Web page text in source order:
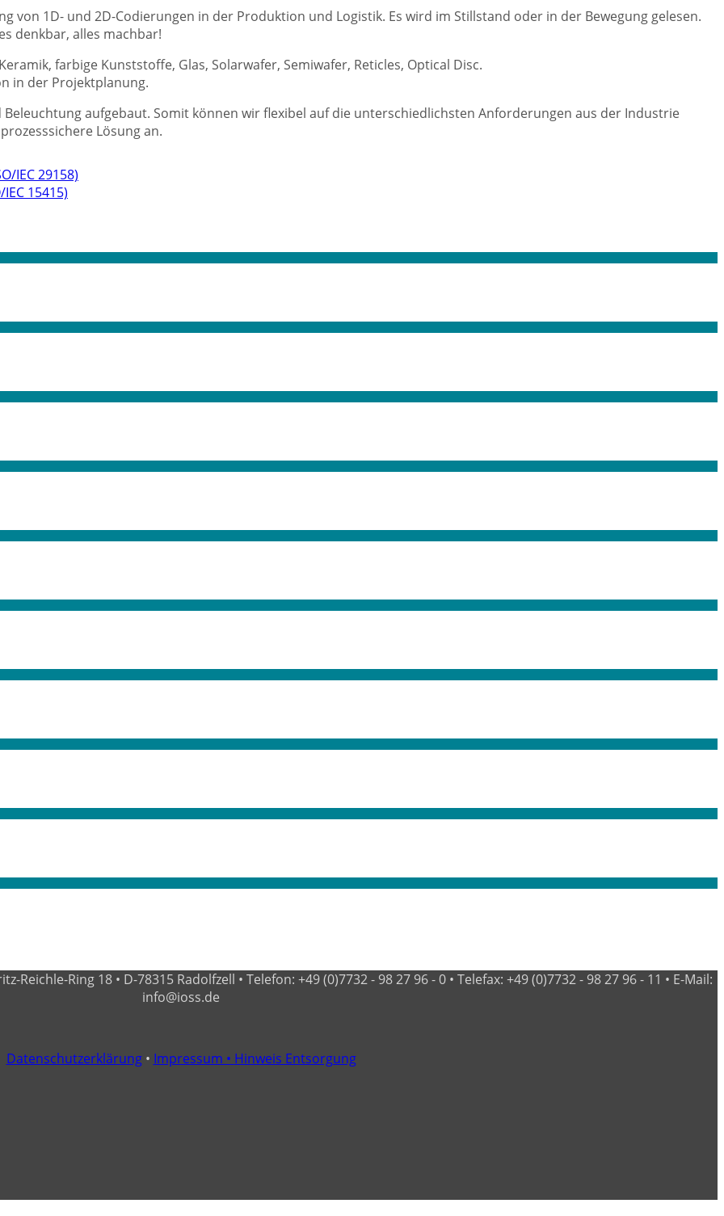
IEC 29158)
15415)
von 1D- und 2D-Codierungen in der Produktion und Logistik. Es wird im Stillstand oder in der Bewegung gelesen.
denkbar, alles machbar!
farbige Kunststoffe, Glas, Solarwafer, Semiwafer, Reticles, Optical Disc.
in der Projektplanung.
aufgebaut. Somit können wir flexibel auf die unterschiedlichsten Anforderungen aus der Industrie
Lösung an.
Ring 18 • D-78315 Radolfzell • Telefon: +49 (0)7732 - 98 27 96 - 0 • Telefax: +49 (0)7732 - 98 27 96 - 11 • E-Mail:
info@ioss.de
Datenschutzerklärung• Impressum • Hinweis Entsorgung